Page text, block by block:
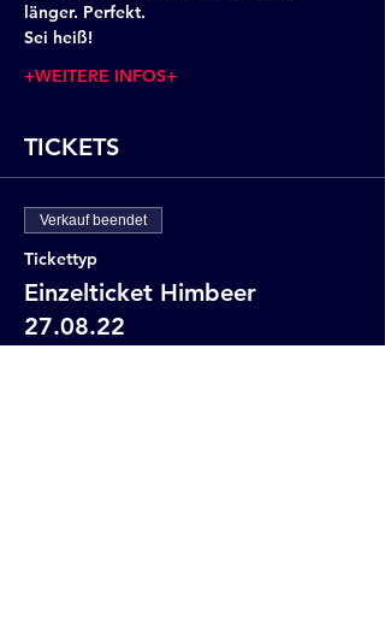
länger. Perfekt.
Sei heiß!
+WEITERE INFOS+
TICKETS
Verkauf beendet
Tickettyp
Einzelticket Himbeer
27.08.22